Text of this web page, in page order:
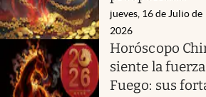
jueves, 16 de Julio de
2026
Horóscopo
siente la
Fuego: sus